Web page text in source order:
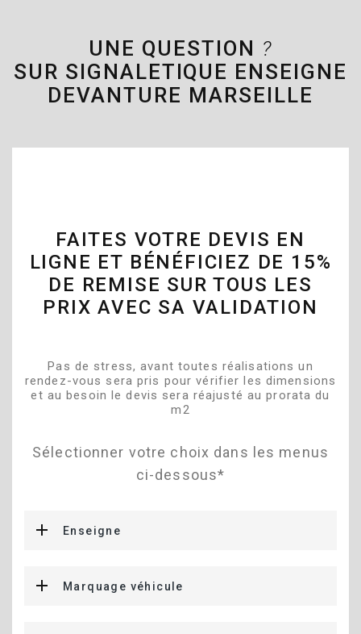
UNE QUESTION ?
SUR SIGNALETIQUE ENSEIGNE
DEVANTURE MARSEILLE
FAITES VOTRE DEVIS EN
LIGNE ET BÉNÉFICIEZ DE 15%
DE REMISE SUR TOUS LES
PRIX AVEC SA VALIDATION
Pas de stress, avant toutes réalisations un
rendez-vous sera pris pour vérifier les dimensions
et au besoin le devis sera réajusté au prorata du
m2
Sélectionner votre choix dans les menus
ci-dessous*
Enseigne
Marquage véhicule